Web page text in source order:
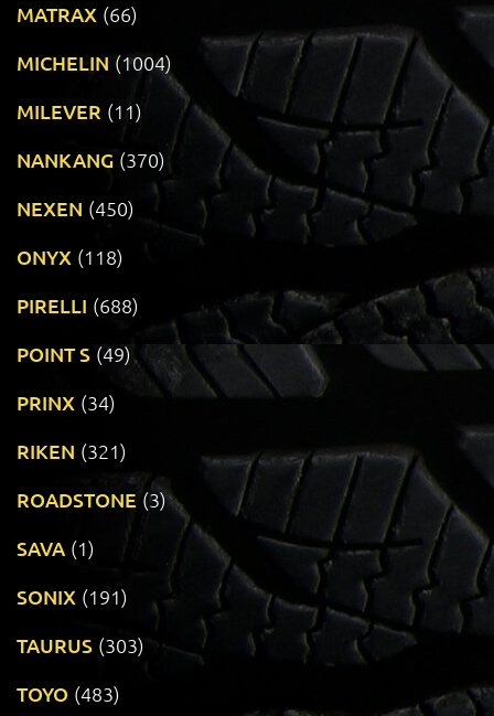
MATRAX (66)
MICHELIN (1004)
MILEVER (11)
NANKANG (370)
NEXEN (450)
ONYX (118)
PIRELLI (688)
POINT S (49)
PRINX (34)
RIKEN (321)
ROADSTONE (3)
SAVA (1)
SONIX (191)
TAURUS (303)
TOYO (483)